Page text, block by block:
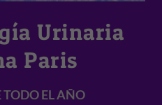
Urinaria
Paris
EL AÑO